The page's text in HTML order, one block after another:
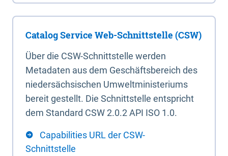
Catalog Service Web-Schnittstelle (CSW)
Über die CSW-Schnittstelle werden
Metadaten aus dem Geschäftsbereich des
niedersächsischen Umweltministeriums
bereit gestellt. Die Schnittstelle entspricht
dem Standard CSW 2.0.2 API ISO 1.0.
Capabilities URL der CSW-
Schnittstelle